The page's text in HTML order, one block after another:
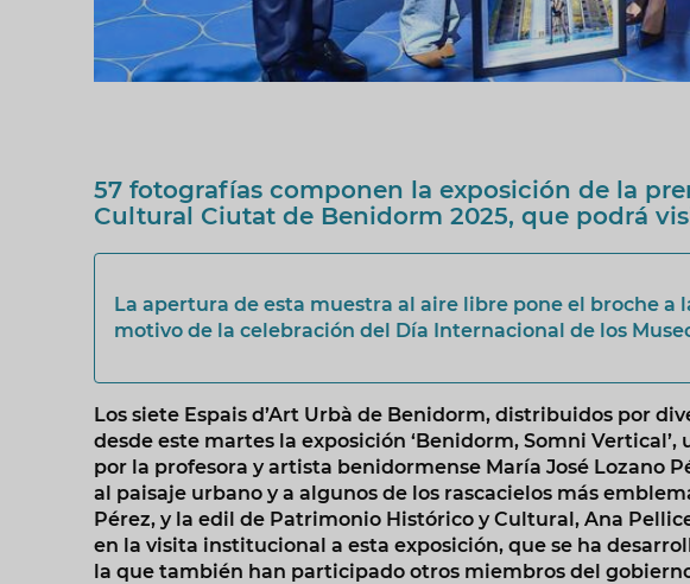
57 fotografías componen la exposición de la
Cultural Ciutat de Benidorm 2025, que podrá
La apertura de esta muestra al aire libre pone el broche a
motivo de la celebración del Día Internacional de los
Los siete Espais d’Art Urbà de Benidorm, distribuidos por
desde este martes la exposición ‘Benidorm, Somni
por la profesora y artista benidormense María José Lozano
al paisaje urbano y a algunos de los rascacielos más
Pérez, y la edil de Patrimonio Histórico y Cultural, Ana
en la visita institucional a esta exposición, que se ha
la que también han participado otros miembros del